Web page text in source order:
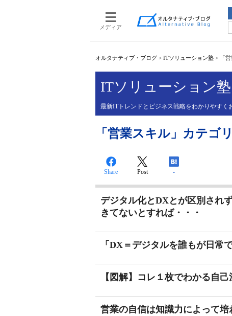
メディア
オルタナティブ・ブログ > ITソリューション塾 > 「
ITソリューション塾
最新ITトレンドとビジネス戦略をわかりやすく
「営業スキル」カテゴ
Share Post -
デジタル化とDXとが区別され
きてないとすれば・・・
「DX＝デジタルを誰もが日常
【図解】コレ１枚でわかる自
営業の自信は知識力によって培